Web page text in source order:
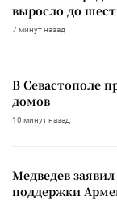
выросло до
7 минут назад
В Севастополе
домов
10 минут назад
Медведев
поддержки